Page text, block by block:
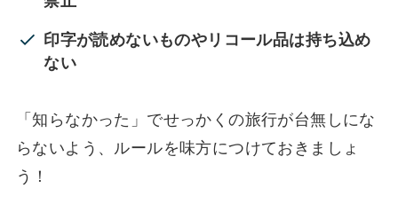
印字が読めないものやリコール品は持ち込め
ない
「知らなかった」でせっかくの旅行が台無しにな
らないよう、ルールを味方につけておきましょ
う！